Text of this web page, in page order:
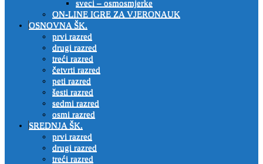
sveci – osmosmjerke
ON-LINE IGRE ZA VJERONAUK
OSNOVNA ŠK.
prvi razred
drugi razred
treći razred
četvrti razred
peti razred
šesti razred
sedmi razred
osmi razred
SREDNJA ŠK.
prvi razred
drugi razred
treći razred